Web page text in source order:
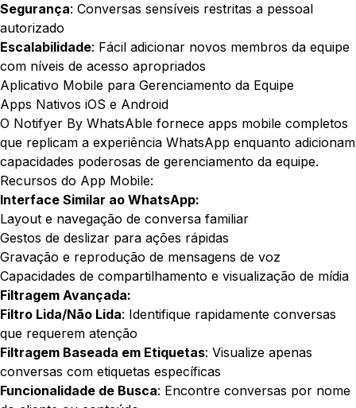
Segurança: Conversas sensíveis restritas a pessoal
autorizado
Escalabilidade: Fácil adicionar novos membros da equipe
com níveis de acesso apropriados
Aplicativo Mobile para Gerenciamento da Equipe
Apps Nativos iOS e Android
O Notifyer By WhatsAble fornece apps mobile completos
que replicam a experiência WhatsApp enquanto adicionam
capacidades poderosas de gerenciamento da equipe.
Recursos do App Mobile:
Interface Similar ao WhatsApp:
Layout e navegação de conversa familiar
Gestos de deslizar para ações rápidas
Gravação e reprodução de mensagens de voz
Capacidades de compartilhamento e visualização de mídia
Filtragem Avançada:
Filtro Lida/Não Lida: Identifique rapidamente conversas
que requerem atenção
Filtragem Baseada em Etiquetas: Visualize apenas
conversas com etiquetas específicas
Funcionalidade de Busca: Encontre conversas por nome